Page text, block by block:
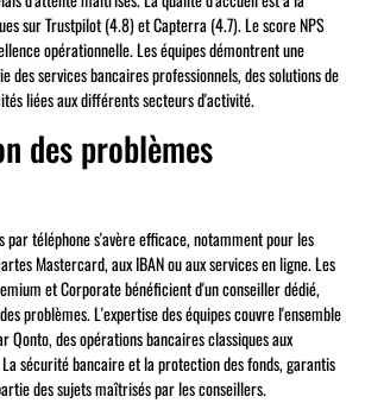
sur Trustpilot (4.8) et Capterra (4.7). Le score NPS
opérationnelle. Les équipes démontrent une
des services bancaires professionnels, des solutions de
liées aux différents secteurs d'activité.
des problèmes
par téléphone s'avère efficace, notamment pour les
Mastercard, aux IBAN ou aux services en ligne. Les
et Corporate bénéficient d'un conseiller dédié,
problèmes. L'expertise des équipes couvre l'ensemble
Qonto, des opérations bancaires classiques aux
sécurité bancaire et la protection des fonds, garantis
des sujets maîtrisés par les conseillers.